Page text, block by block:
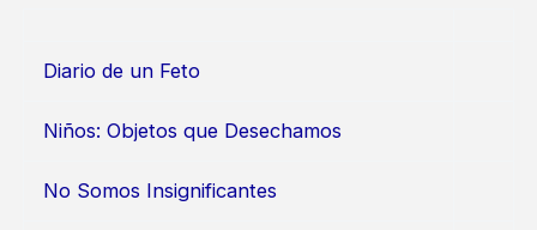
Diario de un Feto
Niños: Objetos que Desechamos
No Somos Insignificantes